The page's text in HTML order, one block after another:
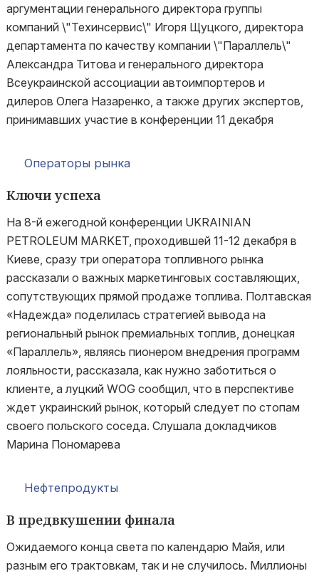
аргументации генерального директора группы
компаний \"Техинсервис\" Игоря Щуцкого, директора
департамента по качеству компании \"Параллель\"
Александра Титова и генерального директора
Всеукраинской ассоциации автоимпортеров и
дилеров Олега Назаренко, а также других экспертов,
принимавших участие в конференции 11 декабря
Операторы рынка
Ключи успеха
На 8-й ежегодной конференции UKRAINIAN
PETROLEUM MARKET, проходившей 11-12 декабря в
Киеве, сразу три оператора топливного рынка
рассказали о важных маркетинговых составляющих,
сопутствующих прямой продаже топлива. Полтавская
«Надежда» поделилась стратегией вывода на
региональный рынок премиальных топлив, донецкая
«Параллель», являясь пионером внедрения программ
лояльности, рассказала, как нужно заботиться о
клиенте, а луцкий WOG сообщил, что в перспективе
ждет украинский рынок, который следует по стопам
своего польского соседа. Слушала докладчиков
Марина Пономарева
Нефтепродукты
В предвкушении финала
Ожидаемого конца света по календарю Майя, или
разным его трактовкам, так и не случилось. Миллионы